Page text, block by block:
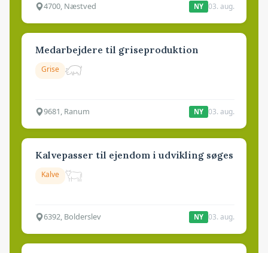
4700, Næstved NY 03. aug.
Medarbejdere til griseproduktion
Grise
9681, Ranum NY 03. aug.
Kalvepasser til ejendom i udvikling søges
Kalve
6392, Bolderslev NY 03. aug.